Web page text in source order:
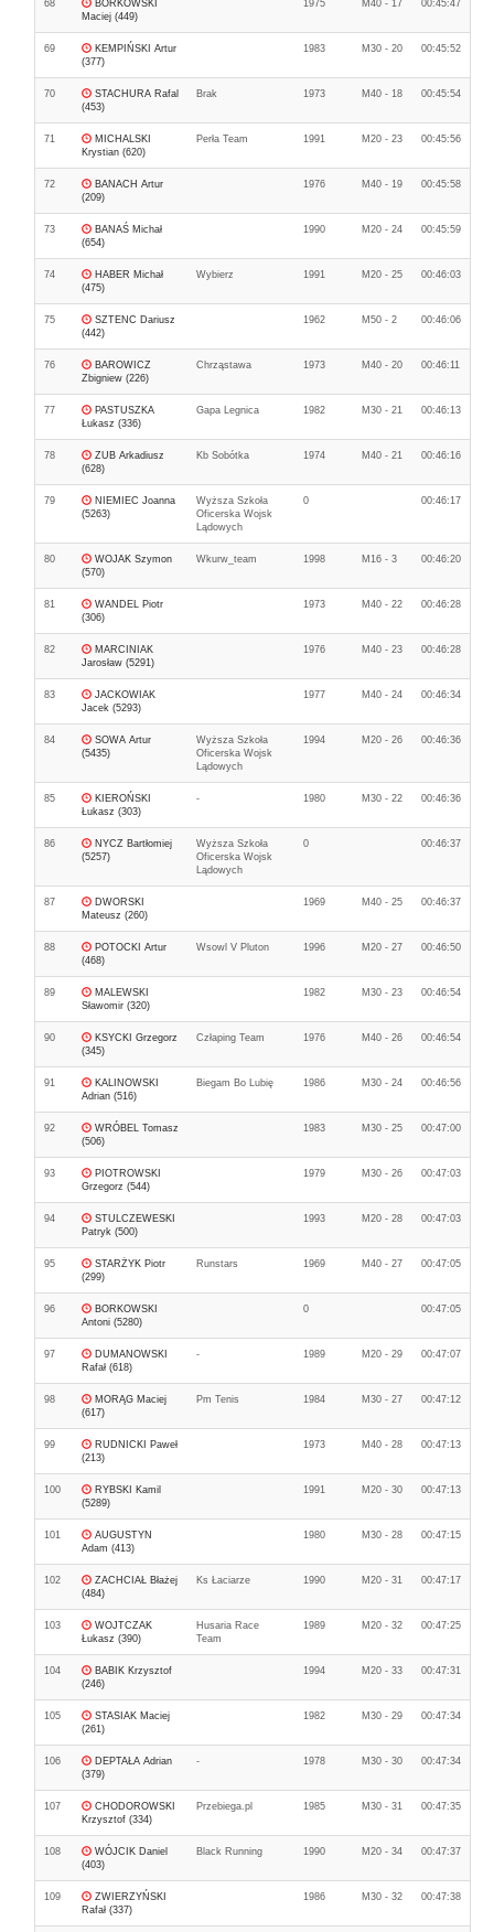
68
BORKOWSKI
Maciej (449)
1975 M40 - 17 00:45:47
69
KEMPIŃSKI Artur
(377)
1983 M30 - 20 00:45:52
70
STACHURA Rafal
(453)
Brak 1973 M40 - 18 00:45:54
71
MICHALSKI
Krystian (620)
Perła Team 1991 M20 - 23 00:45:56
72
BANACH Artur
(209)
1976 M40 - 19 00:45:58
73
BANAŚ Michał
(654)
1990 M20 - 24 00:45:59
74
HABER Michał
(475)
Wybierz 1991 M20 - 25 00:46:03
75
SZTENC Dariusz
(442)
1962 M50 - 2 00:46:06
76
BAROWICZ
Zbigniew (226)
Chrząstawa 1973 M40 - 20 00:46:11
77
PASTUSZKA
Łukasz (336)
Gapa Legnica 1982 M30 - 21 00:46:13
78
ZUB Arkadiusz
(628)
Kb Sobótka 1974 M40 - 21 00:46:16
79
NIEMIEC Joanna
(5263)
Wyższa Szkoła
Oficerska Wojsk
Lądowych
0 00:46:17
80
WOJAK Szymon
(570)
Wkurw_team 1998 M16 - 3 00:46:20
81
WANDEL Piotr
(306)
1973 M40 - 22 00:46:28
82
MARCINIAK
Jarosław (5291)
1976 M40 - 23 00:46:28
83
JACKOWIAK
Jacek (5293)
1977 M40 - 24 00:46:34
84
SOWA Artur
(5435)
Wyższa Szkoła
Oficerska Wojsk
Lądowych
1994 M20 - 26 00:46:36
85
KIEROŃSKI
Łukasz (303)
- 1980 M30 - 22 00:46:36
86
NYCZ Bartłomiej
(5257)
Wyższa Szkoła
Oficerska Wojsk
Lądowych
0 00:46:37
87
DWORSKI
Mateusz (260)
1969 M40 - 25 00:46:37
88
POTOCKI Artur
(468)
Wsowl V Pluton 1996 M20 - 27 00:46:50
89
MALEWSKI
Sławomir (320)
1982 M30 - 23 00:46:54
90
KSYCKI Grzegorz
(345)
Człaping Team 1976 M40 - 26 00:46:54
91
KALINOWSKI
Adrian (516)
Biegam Bo Lubię 1986 M30 - 24 00:46:56
92
WRÓBEL Tomasz
(506)
1983 M30 - 25 00:47:00
93
PIOTROWSKI
Grzegorz (544)
1979 M30 - 26 00:47:03
94
STULCZEWESKI
Patryk (500)
1993 M20 - 28 00:47:03
95
STARŻYK Piotr
(299)
Runstars 1969 M40 - 27 00:47:05
96
BORKOWSKI
Antoni (5280)
0 00:47:05
97
DUMANOWSKI
Rafał (618)
- 1989 M20 - 29 00:47:07
98
MORĄG Maciej
(617)
Pm Tenis 1984 M30 - 27 00:47:12
99
RUDNICKI Paweł
(213)
1973 M40 - 28 00:47:13
100
RYBSKI Kamil
(5289)
1991 M20 - 30 00:47:13
101
AUGUSTYN
Adam (413)
1980 M30 - 28 00:47:15
102
ZACHCIAŁ Błażej
(484)
Ks Łaciarze 1990 M20 - 31 00:47:17
103
WOJTCZAK
Łukasz (390)
Husaria Race
Team
1989 M20 - 32 00:47:25
104
BABIK Krzysztof
(246)
1994 M20 - 33 00:47:31
105
STASIAK Maciej
(261)
1982 M30 - 29 00:47:34
106
DEPTAŁA Adrian
(379)
- 1978 M30 - 30 00:47:34
107
CHODOROWSKI
Krzysztof (334)
Przebiega.pl 1985 M30 - 31 00:47:35
108
WÓJCIK Daniel
(403)
Black Running 1990 M20 - 34 00:47:37
109
ZWIERZYŃSKI
Rafał (337)
1986 M30 - 32 00:47:38